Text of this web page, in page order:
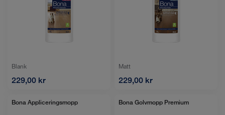
Blank
229,00 kr
Matt
229,00 kr
Bona Appliceringsmopp Bona Golvmopp Premium